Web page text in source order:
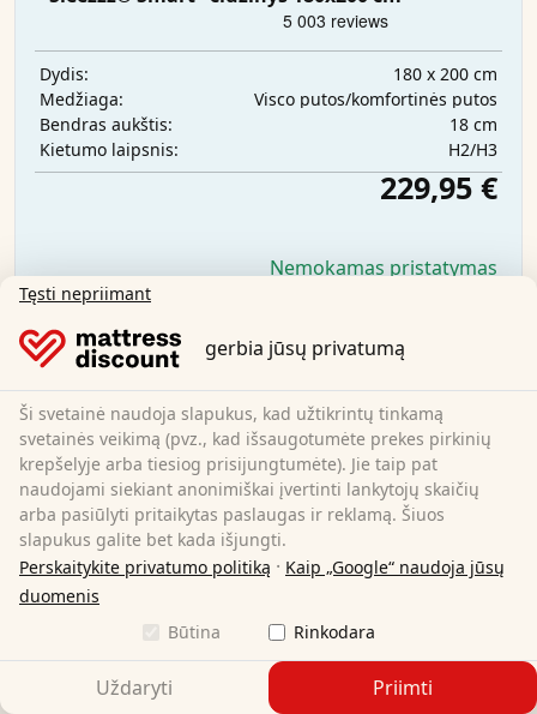
Dydis:
180 x 200 cm
Medžiaga:
Visco putos/komfortinės putos
Bendras aukštis:
18 cm
Kietumo laipsnis:
H2/H3
229,95 €
Nemokamas pristatymas
Tęsti nepriimant
gerbia jūsų privatumą
Ši svetainė naudoja slapukus, kad užtikrintų tinkamą
svetainės veikimą (pvz., kad išsaugotumėte prekes pirkinių
krepšelyje arba tiesiog prisijungtumėte). Jie taip pat
naudojami siekiant anonimiškai įvertinti lankytojų skaičių
arba pasiūlyti pritaikytas paslaugas ir reklamą. Šiuos
slapukus galite bet kada išjungti.
Perskaitykite privatumo politiką · Kaip „Google“ naudoja jūsų
duomenis
Būtina
Rinkodara
Uždaryti Priimti